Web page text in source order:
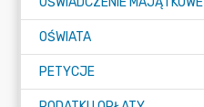
OŚWIATA
PETYCJE